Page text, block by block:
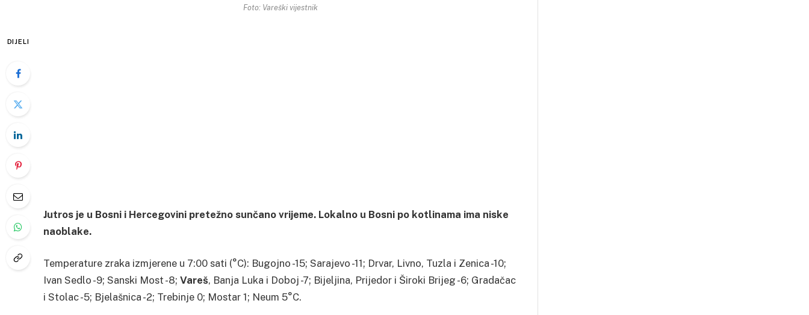
Foto: Vareški vijestnik
DIJELI
Jutros je u Bosni i Hercegovini pretežno sunčano vrijeme. Lokalno u Bosni po kotlinama ima niske
naoblake.
Temperature zraka izmjerene u 7:00 sati (°C): Bugojno -15; Sarajevo -11; Drvar, Livno, Tuzla i Zenica -10;
Ivan Sedlo -9; Sanski Most -8; Vareš, Banja Luka i Doboj -7; Bijeljina, Prijedor i Široki Brijeg -6; Gradačac
i Stolac -5; Bjelašnica -2; Trebinje 0; Mostar 1; Neum 5°C.